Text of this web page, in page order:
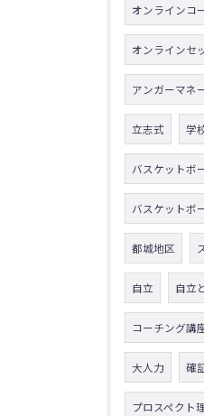
オンラインコ
オンラインセ
アンガーマネ
立志式 学
バスケットボ
バスケットボ
都城地区
自立 自立
コーチング講
大人力 確
プロスペクト